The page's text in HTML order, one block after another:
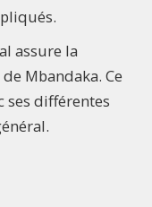
assure la
Mbandaka. Ce
ses différentes